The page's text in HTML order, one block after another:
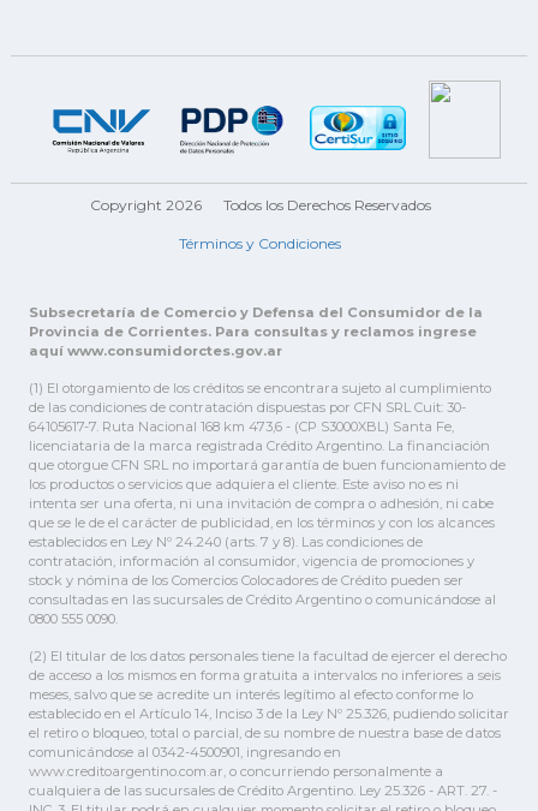
Copyright 2026 Todos los Derechos Reservados
Términos y Condiciones
Subsecretaría de Comercio y Defensa del Consumidor de la
Provincia de Corrientes. Para consultas y reclamos ingrese
aquí www.consumidorctes.gov.ar
(1) El otorgamiento de los créditos se encontrara sujeto al cumplimiento
de las condiciones de contratación dispuestas por CFN SRL Cuit: 30-
64105617-7. Ruta Nacional 168 km 473,6 - (CP S3000XBL) Santa Fe,
licenciataria de la marca registrada Crédito Argentino. La financiación
que otorgue CFN SRL no importará garantía de buen funcionamiento de
los productos o servicios que adquiera el cliente. Este aviso no es ni
intenta ser una oferta, ni una invitación de compra o adhesión, ni cabe
que se le de el carácter de publicidad, en los términos y con los alcances
establecidos en Ley Nº 24.240 (arts. 7 y 8). Las condiciones de
contratación, información al consumidor, vigencia de promociones y
stock y nómina de los Comercios Colocadores de Crédito pueden ser
consultadas en las sucursales de Crédito Argentino o comunicándose al
0800 555 0090.
(2) El titular de los datos personales tiene la facultad de ejercer el derecho
de acceso a los mismos en forma gratuita a intervalos no inferiores a seis
meses, salvo que se acredite un interés legítimo al efecto conforme lo
establecido en el Artículo 14, Inciso 3 de la Ley Nº 25.326, pudiendo solicitar
el retiro o bloqueo, total o parcial, de su nombre de nuestra base de datos
comunicándose al 0342-4500901, ingresando en
www.creditoargentino.com.ar, o concurriendo personalmente a
cualquiera de las sucursales de Crédito Argentino. Ley 25.326 - ART. 27. -